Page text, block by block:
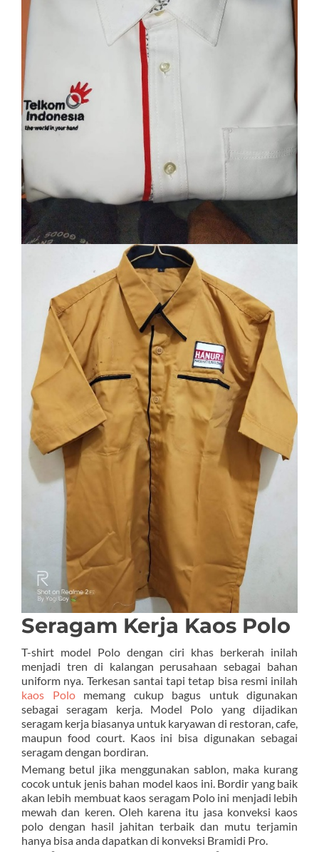
Seragam Kerja Kaos Polo
T-shirt model Polo dengan ciri khas berkerah inilah
menjadi tren di kalangan perusahaan sebagai bahan
uniform nya. Terkesan santai tapi tetap bisa resmi inilah
kaos Polomemang cukup bagus untuk digunakan
sebagai seragam kerja. Model Polo yang dijadikan
seragam kerja biasanya untuk karyawan di restoran, cafe,
maupun food court. Kaos ini bisa digunakan sebagai
seragam dengan bordiran.
Memang betul jika menggunakan sablon, maka kurang
cocok untuk jenis bahan model kaos ini. Bordir yang baik
akan lebih membuat kaos seragam Polo ini menjadi lebih
mewah dan keren. Oleh karena itu jasa konveksi kaos
polo dengan hasil jahitan terbaik dan mutu terjamin
hanya bisa anda dapatkan di konveksi Bramidi Pro.